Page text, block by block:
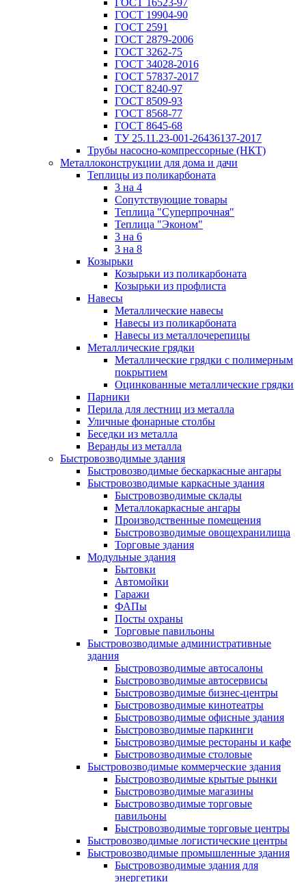
ГОСТ 16523-97
ГОСТ 19904-90
ГОСТ 2591
ГОСТ 2879-2006
ГОСТ 3262-75
ГОСТ 34028-2016
ГОСТ 57837-2017
ГОСТ 8240-97
ГОСТ 8509-93
ГОСТ 8568-77
ГОСТ 8645-68
ТУ 25.11.23-001-26436137-2017
Трубы насосно-компрессорные (НКТ)
Металлоконструкции для дома и дачи
Теплицы из поликарбоната
3 на 4
Сопутствующие товары
Теплица "Суперпрочная"
Теплица "Эконом"
3 на 6
3 на 8
Козырьки
Козырьки из поликарбоната
Козырьки из профлиста
Навесы
Металлические навесы
Навесы из поликарбоната
Навесы из металлочерепицы
Металлические грядки
Металлические грядки с полимерным
покрытием
Оцинкованные металлические грядки
Парники
Перила для лестниц из металла
Уличные фонарные столбы
Беседки из металла
Веранды из металла
Быстровозводимые здания
Быстровозводимые бескаркасные ангары
Быстровозводимые каркасные здания
Быстровозводимые склады
Металлокаркасные ангары
Производственные помещения
Быстровозводимые овощехранилища
Торговые здания
Модульные здания
Бытовки
Автомойки
Гаражи
ФАПы
Посты охраны
Торговые павильоны
Быстровозводимые административные
здания
Быстровозводимые автосалоны
Быстровозводимые автосервисы
Быстровозводимые бизнес-центры
Быстровозводимые кинотеатры
Быстровозводимые офисные здания
Быстровозводимые паркинги
Быстровозводимые рестораны и кафе
Быстровозводимые столовые
Быстровозводимые коммерческие здания
Быстровозводимые крытые рынки
Быстровозводимые магазины
Быстровозводимые торговые
павильоны
Быстровозводимые торговые центры
Быстровозводимые логистические центры
Быстровозводимые промышленные здания
Быстровозводимые здания для
энергетики